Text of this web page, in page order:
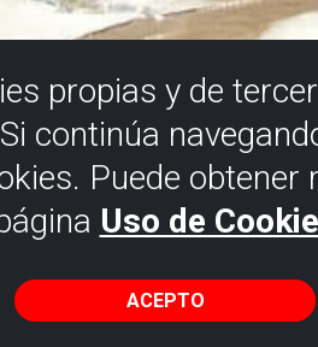
propias y de
continúa
Puede
Uso de
ACEPTO